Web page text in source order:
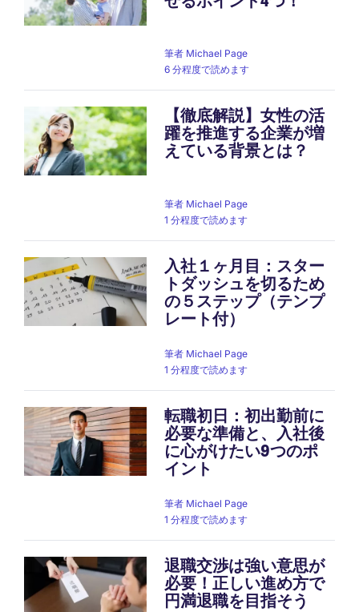
筆者 Michael Page
6 分程度で読めます
【徹底解説】女性の活
躍を推進する企業が増
えている背景とは？
筆者 Michael Page
1 分程度で読めます
入社１ヶ月目：スター
トダッシュを切るため
の５ステップ（テンプ
レート付）
筆者 Michael Page
1 分程度で読めます
転職初日：初出勤前に
必要な準備と、入社後
に心がけたい9つのポ
イント
筆者 Michael Page
1 分程度で読めます
退職交渉は強い意思が
必要！正しい進め方で
円満退職を目指そう